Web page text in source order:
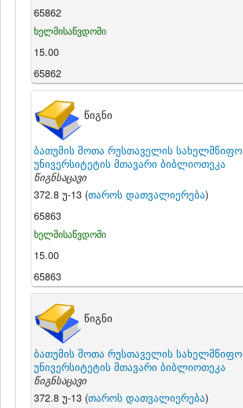
65862
ხელმისაწვდომი
15.00
65862
წიგნი
ბათუმის შოთა რუსთაველის სახელმწიფო
უნივერსიტეტის მთავარი ბიბლიოთეკა
წიგნსაცავი
372.8 უ-13 (თაროს დათვალიერება)
65863
ხელმისაწვდომი
15.00
65863
წიგნი
ბათუმის შოთა რუსთაველის სახელმწიფო
უნივერსიტეტის მთავარი ბიბლიოთეკა
წიგნსაცავი
372.8 უ-13 (თაროს დათვალიერება)